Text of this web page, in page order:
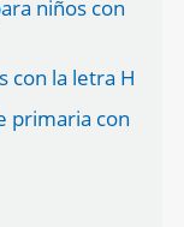
niños con
con la letra H
primaria con